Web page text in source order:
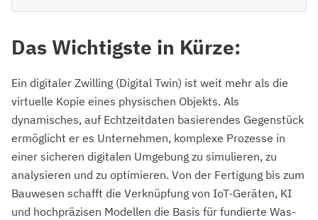
Das Wichtigste in Kürze:
Ein digitaler Zwilling (Digital Twin) ist weit mehr als die
virtuelle Kopie eines physischen Objekts. Als
dynamisches, auf Echtzeitdaten basierendes Gegenstück
ermöglicht er es Unternehmen, komplexe Prozesse in
einer sicheren digitalen Umgebung zu simulieren, zu
analysieren und zu optimieren. Von der Fertigung bis zum
Bauwesen schafft die Verknüpfung von IoT-Geräten, KI
und hochpräzisen Modellen die Basis für fundierte Was-